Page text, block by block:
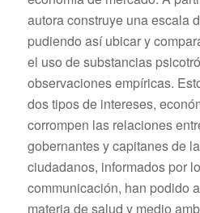
autora construye una escala
pudiendo así ubicar y
el uso de substancias
observaciones empíricas.
dos tipos de intereses,
corrompen las relaciones
gobernantes y capitanes de
ciudadanos, informados por
communicación, han podido
materia de salud y medio